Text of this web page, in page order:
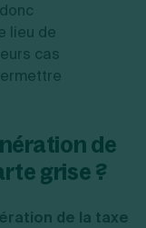
lieu de
cas
de
grise ?
de la taxe